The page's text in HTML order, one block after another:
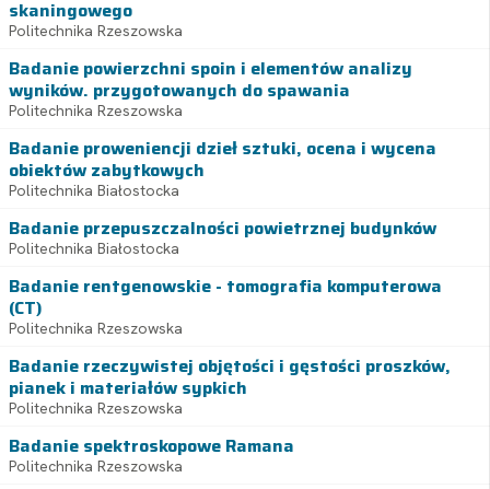
skaningowego
Politechnika Rzeszowska
Badanie powierzchni spoin i elementów analizy
wyników. przygotowanych do spawania
Politechnika Rzeszowska
Badanie proweniencji dzieł sztuki, ocena i wycena
obiektów zabytkowych
Politechnika Białostocka
Badanie przepuszczalności powietrznej budynków
Politechnika Białostocka
Badanie rentgenowskie - tomografia komputerowa
(CT)
Politechnika Rzeszowska
Badanie rzeczywistej objętości i gęstości proszków,
pianek i materiałów sypkich
Politechnika Rzeszowska
Badanie spektroskopowe Ramana
Politechnika Rzeszowska